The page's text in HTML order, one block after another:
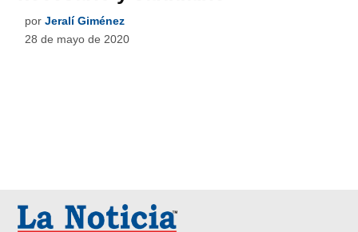
por Jeralí Giménez
28 de mayo de 2020